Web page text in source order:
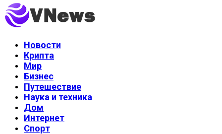
Новости
Крипта
Мир
Бизнес
Путешествие
Наука и техника
Дом
Интернет
Спорт